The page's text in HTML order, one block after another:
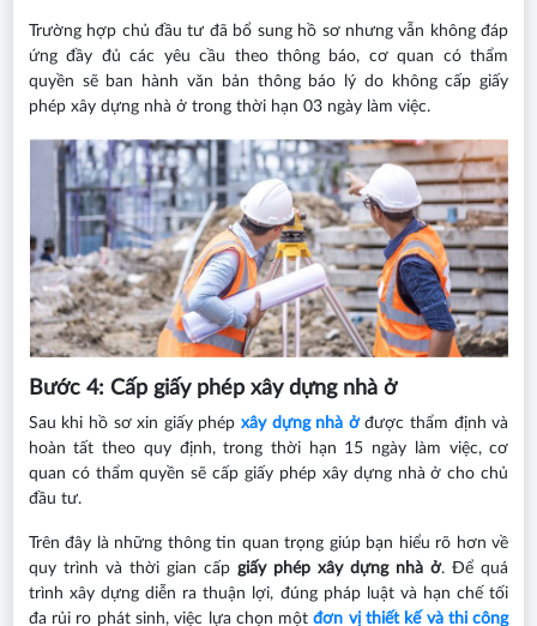
Trường hợp chủ đầu tư đã bổ sung hồ sơ nhưng vẫn không đáp
ứng đầy đủ các yêu cầu theo thông báo, cơ quan có thẩm
quyền sẽ ban hành văn bản thông báo lý do không cấp giấy
phép xây dựng nhà ở trong thời hạn 03 ngày làm việc.
Bước 4: Cấp giấy phép xây dựng nhà ở
Sau khi hồ sơ xin giấy phép xây dựng nhà ởđược thẩm định và
hoàn tất theo quy định, trong thời hạn 15 ngày làm việc, cơ
quan có thẩm quyền sẽ cấp giấy phép xây dựng nhà ở cho chủ
đầu tư.
Trên đây là những thông tin quan trọng giúp bạn hiểu rõ hơn về
quy trình và thời gian cấpgiấy phép xây dựng nhà ở. Để quá
trình xây dựng diễn ra thuận lợi, đúng pháp luật và hạn chế tối
đa rủi ro phát sinh, việc lựa chọn mộtđơn vị thiết kế và thi công